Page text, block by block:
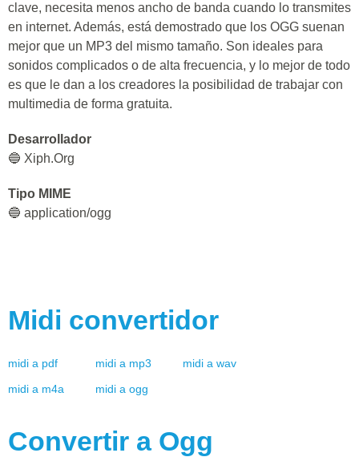
clave, necesita menos ancho de banda cuando lo transmites
en internet. Además, está demostrado que los OGG suenan
mejor que un MP3 del mismo tamaño. Son ideales para
sonidos complicados o de alta frecuencia, y lo mejor de todo
es que le dan a los creadores la posibilidad de trabajar con
multimedia de forma gratuita.
Desarrollador
🔵 Xiph.Org
Tipo MIME
🔵 application/ogg
Midi convertidor
midi a pdf midi a mp3 midi a wav
midi a m4a midi a ogg
Convertir a Ogg